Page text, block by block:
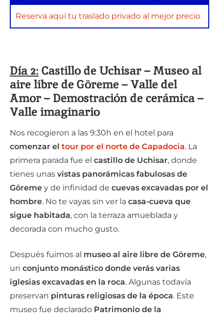
Reserva aquí tu traslado privado al mejor precio
Día 2: Castillo de Uchisar – Museo al
aire libre de Göreme – Valle del
Amor – Demostración de cerámica –
Valle imaginario
Nos recogieron a las 9:30h en el hotel para
comenzar el tour por el norte de Capadocia. La
primera parada fue el castillo de Uchisar, donde
tienes unas vistas panorámicas fabulosas de
Göreme y de infinidad de cuevas excavadas por el
hombre. No te vayas sin ver la casa-cueva que
sigue habitada, con la terraza amueblada y
decorada con mucho gusto.
Después fuimos al museo al aire libre de Göreme,
un conjunto monástico donde verás varias
iglesias excavadas en la roca. Algunas todavía
preservan pinturas religiosas de la época. Este
museo fue declarado Patrimonio de la